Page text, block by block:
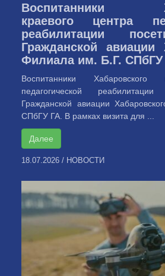
Воспитанники
краевого центра
реабилитации
Гражданской авиации
Филиала им. Б.Г. СПбГУ
Воспитанники Хабаровского
педагогической
Гражданской авиации
СПбГУ ГА. В рамках визита для ...
Далее
18.07.2026 / НОВОСТИ